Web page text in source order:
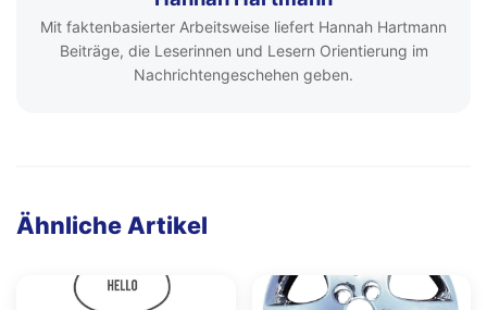
Mit faktenbasierter Arbeitsweise liefert Hannah Hartmann
Beiträge, die Leserinnen und Lesern Orientierung im
Nachrichtengeschehen geben.
Ähnliche Artikel